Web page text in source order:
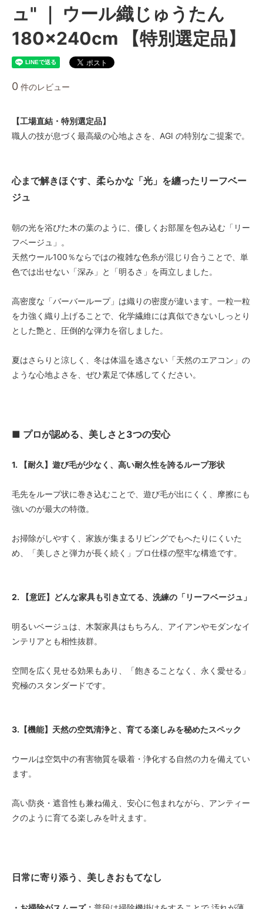
ュ" ｜ ウール織じゅうたん
180×240cm 【特別選定品】
0 件のレビュー
【工場直結・特別選定品】
職人の技が息づく最高級の心地よさを、AGI の特別なご提案で。
心まで解きほぐす、柔らかな「光」を纏ったリーフベー
ジュ
朝の光を浴びた木の葉のように、優しくお部屋を包み込む「リー
フベージュ」。
天然ウール100％ならではの複雑な色糸が混じり合うことで、単
色では出せない「深み」と「明るさ」を両立しました。
高密度な「バーバーループ」は織りの密度が違います。一粒一粒
を力強く織り上げることで、化学繊維には真似できないしっとり
とした艶と、圧倒的な弾力を宿しました。
夏はさらりと涼しく、冬は体温を逃さない「天然のエアコン」の
ような心地よさを、ぜひ素足で体感してください。
■ プロが認める、美しさと3つの安心
1. 【耐久】遊び毛が少なく、高い耐久性を誇るループ形状
毛先をループ状に巻き込むことで、遊び毛が出にくく、摩擦にも
強いのが最大の特徴。
お掃除がしやすく、家族が集まるリビングでもへたりにくいた
め、「美しさと弾力が長く続く」プロ仕様の堅牢な構造です。
2. 【意匠】どんな家具も引き立てる、洗練の「リーフベージュ」
明るいベージュは、木製家具はもちろん、アイアンやモダンなイ
ンテリアとも相性抜群。
空間を広く見せる効果もあり、「飽きることなく、永く愛せる」
究極のスタンダードです。
3.【機能】天然の空気清浄と、育てる楽しみを秘めたスペック
ウールは空気中の有害物質を吸着・浄化する自然の力を備えてい
ます。
高い防炎・遮音性も兼ね備え、安心に包まれながら、アンティー
クのように育てる楽しみを叶えます。
日常に寄り添う、美しきおもてなし